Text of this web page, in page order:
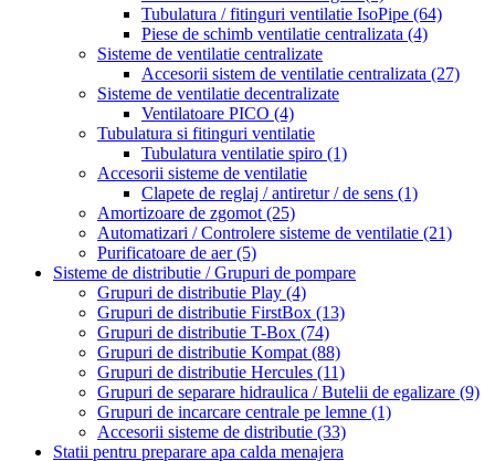
Tubulatura / fitinguri ventilatie IsoPipe (64)
Piese de schimb ventilatie centralizata (4)
Sisteme de ventilatie centralizate
Accesorii sistem de ventilatie centralizata (27)
Sisteme de ventilatie decentralizate
Ventilatoare PICO (4)
Tubulatura si fitinguri ventilatie
Tubulatura ventilatie spiro (1)
Accesorii sisteme de ventilatie
Clapete de reglaj / antiretur / de sens (1)
Amortizoare de zgomot (25)
Automatizari / Controlere sisteme de ventilatie (21)
Purificatoare de aer(5)
Sisteme de distributie / Grupuri de pompare
Grupuri de distributie Play (4)
Grupuri de distributie FirstBox (13)
Grupuri de distributie T-Box (74)
Grupuri de distributie Kompat (88)
Grupuri de distributie Hercules (11)
Grupuri de separare hidraulica / Butelii de egalizare (9)
Grupuri de incarcare centrale pe lemne (1)
Accesorii sisteme de distributie (33)
Statii pentru preparare apa calda menajera